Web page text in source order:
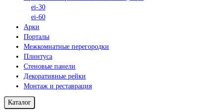
ei-30
ei-60
Арки
Порталы
Межкомнатные перегородки
Плинтуса
Стеновые панели
Декоративные рейки
Монтаж и реставрация
Каталог